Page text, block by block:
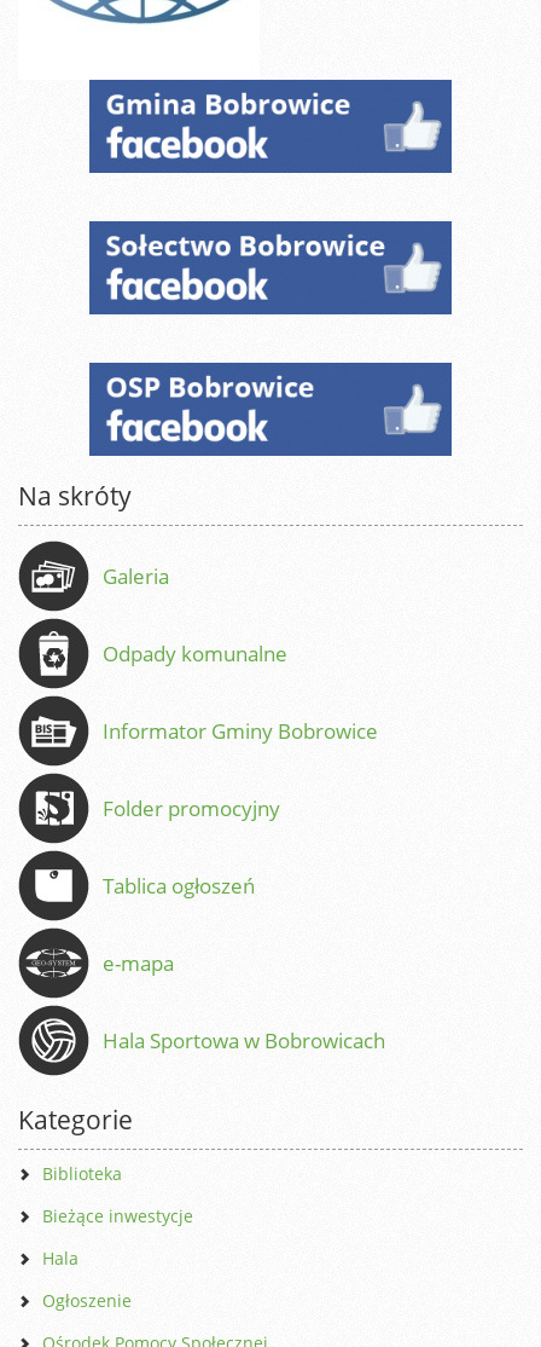
Na skróty
Galeria
Odpady komunalne
Informator Gminy Bobrowice
Folder promocyjny
Tablica ogłoszeń
e-mapa
Hala Sportowa w Bobrowicach
Kategorie
Biblioteka
Bieżące inwestycje
Hala
Ogłoszenie